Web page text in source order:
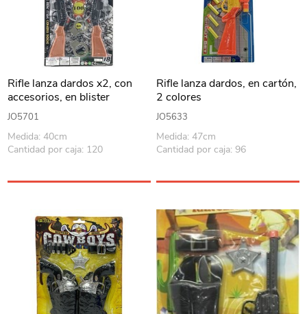
Rifle lanza dardos x2, con
accesorios, en blister
JO5701
Medida: 40cm
Cantidad por caja: 120
Rifle lanza dardos, en cartón,
2 colores
JO5633
Medida: 47cm
Cantidad por caja: 96